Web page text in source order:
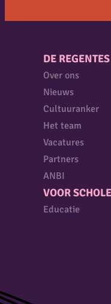
DE REGENTES
Over ons
Nieuws
Cultuuranker
Het team
Vacatures
Partners
ANBI
VOOR
Educatie